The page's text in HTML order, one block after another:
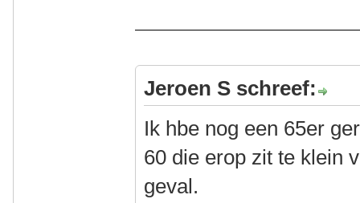
Jeroen S schreef:
Ik hbe nog een 65er
60 die erop zit te klein
geval.